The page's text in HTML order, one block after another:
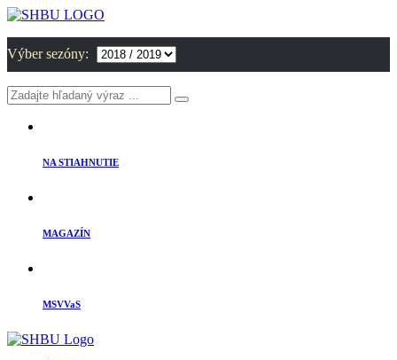
Výber sezóny:
NA STIAHNUTIE
MAGAZÍN
MSVVaS